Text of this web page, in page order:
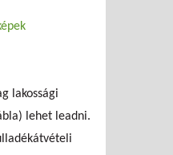
lakossági
lehet leadni.